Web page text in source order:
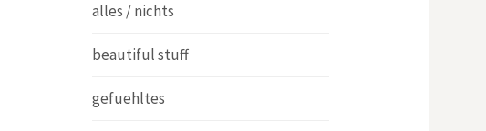
alles / nichts
beautiful stuff
gefuehltes